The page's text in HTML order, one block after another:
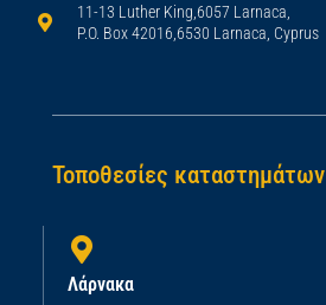
11-13 Luther King,6057 Larnaca,
P.O. Box 42016,6530 Larnaca, Cyprus
Τοποθεσίες καταστημάτων
Λάρνακα